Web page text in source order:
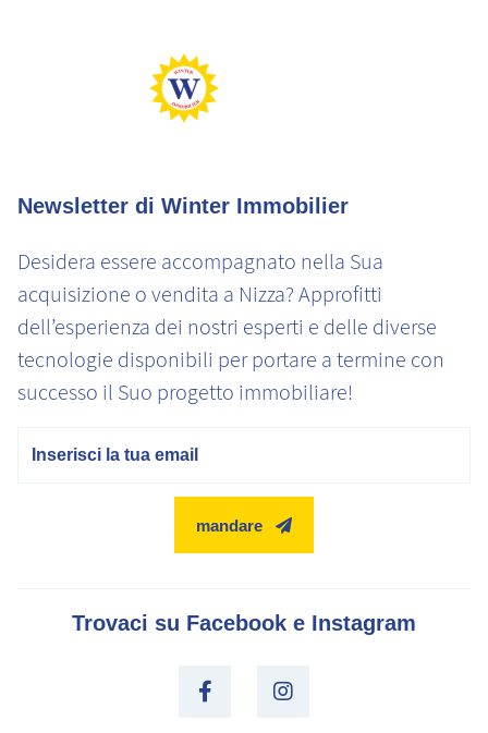
Newsletter di Winter Immobilier
Desidera essere accompagnato nella Sua
acquisizione o vendita a Nizza? Approfitti
dell’esperienza dei nostri esperti e delle diverse
tecnologie disponibili per portare a termine con
successo il Suo progetto immobiliare!
mandare
Trovaci su Facebook e Instagram